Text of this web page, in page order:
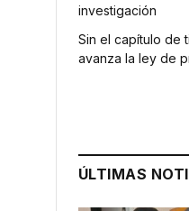
investigación
Sin el capítulo de
avanza la ley de
ÚLTIMAS